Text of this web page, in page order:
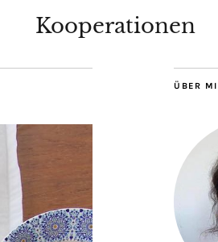
Kooperationen
ÜBER